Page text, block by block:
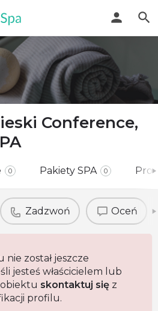
Conference,
0 Pakiety SPA 0
Zadzwoń Oceń
został jeszcze
jesteś właścicielem lub
skontaktuj się z
profilu.